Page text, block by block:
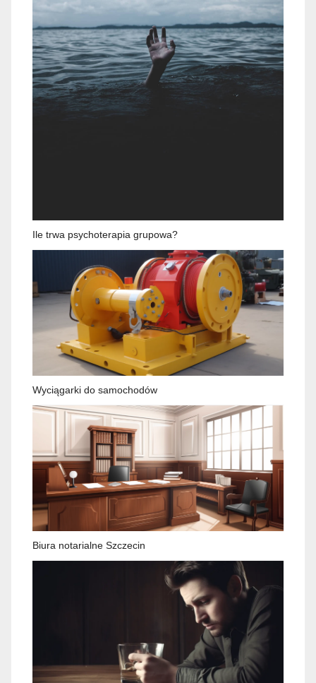
Ile trwa psychoterapia grupowa?
Wyciągarki do samochodów
Biura notarialne Szczecin